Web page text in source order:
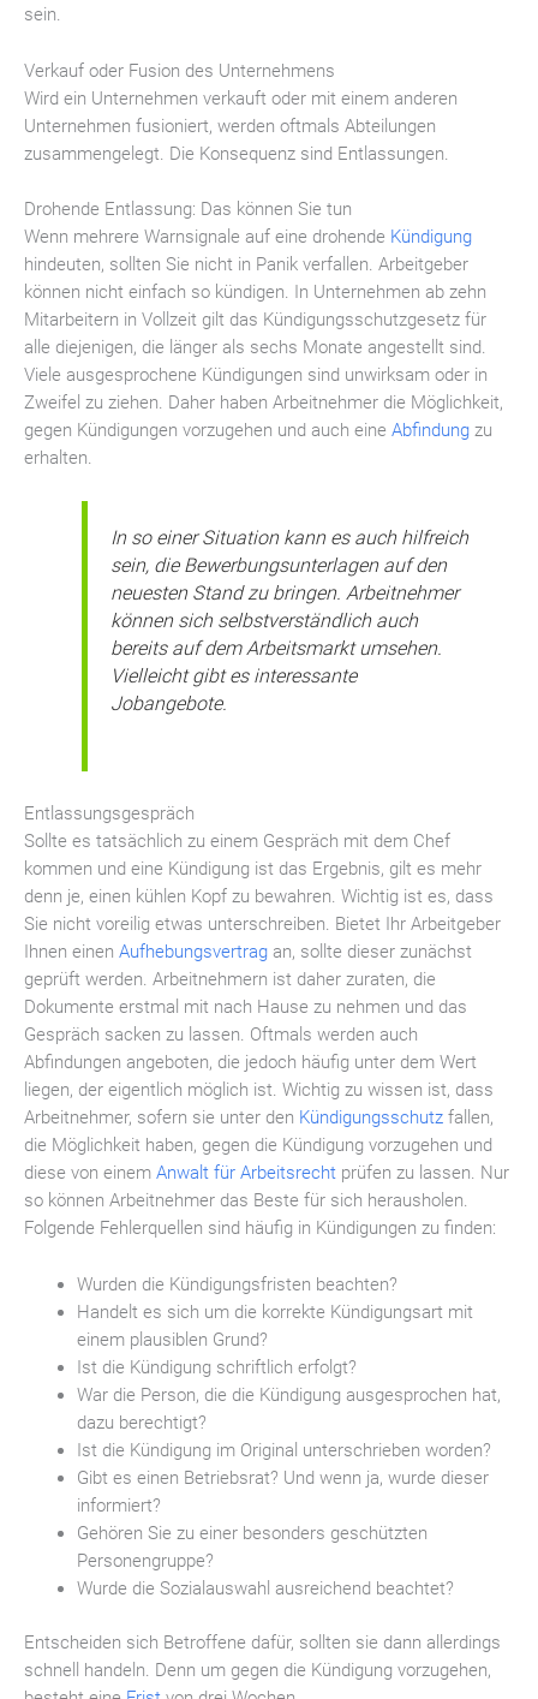
sein.
Verkauf oder Fusion des Unternehmens
Wird ein Unternehmen verkauft oder mit einem anderen
Unternehmen fusioniert, werden oftmals Abteilungen
zusammengelegt. Die Konsequenz sind Entlassungen.
Drohende Entlassung: Das können Sie tun
Wenn mehrere Warnsignale auf eine drohende Kündigung
hindeuten, sollten Sie nicht in Panik verfallen. Arbeitgeber
können nicht einfach so kündigen. In Unternehmen ab zehn
Mitarbeitern in Vollzeit gilt das Kündigungsschutzgesetz für
alle diejenigen, die länger als sechs Monate angestellt sind.
Viele ausgesprochene Kündigungen sind unwirksam oder in
Zweifel zu ziehen. Daher haben Arbeitnehmer die Möglichkeit,
gegen Kündigungen vorzugehen und auch eine Abfindung zu
erhalten.
In so einer Situation kann es auch hilfreich
sein, die Bewerbungsunterlagen auf den
neuesten Stand zu bringen. Arbeitnehmer
können sich selbstverständlich auch
bereits auf dem Arbeitsmarkt umsehen.
Vielleicht gibt es interessante
Jobangebote.
Entlassungsgespräch
Sollte es tatsächlich zu einem Gespräch mit dem Chef
kommen und eine Kündigung ist das Ergebnis, gilt es mehr
denn je, einen kühlen Kopf zu bewahren. Wichtig ist es, dass
Sie nicht voreilig etwas unterschreiben. Bietet Ihr Arbeitgeber
Ihnen einen Aufhebungsvertrag an, sollte dieser zunächst
geprüft werden. Arbeitnehmern ist daher zuraten, die
Dokumente erstmal mit nach Hause zu nehmen und das
Gespräch sacken zu lassen. Oftmals werden auch
Abfindungen angeboten, die jedoch häufig unter dem Wert
liegen, der eigentlich möglich ist. Wichtig zu wissen ist, dass
Arbeitnehmer, sofern sie unter den Kündigungsschutz fallen,
die Möglichkeit haben, gegen die Kündigung vorzugehen und
diese von einem Anwalt für Arbeitsrecht prüfen zu lassen. Nur
so können Arbeitnehmer das Beste für sich herausholen.
Folgende Fehlerquellen sind häufig in Kündigungen zu finden:
Wurden die Kündigungsfristen beachten?
Handelt es sich um die korrekte Kündigungsart mit
einem plausiblen Grund?
Ist die Kündigung schriftlich erfolgt?
War die Person, die die Kündigung ausgesprochen hat,
dazu berechtigt?
Ist die Kündigung im Original unterschrieben worden?
Gibt es einen Betriebsrat? Und wenn ja, wurde dieser
informiert?
Gehören Sie zu einer besonders geschützten
Personengruppe?
Wurde die Sozialauswahl ausreichend beachtet?
Entscheiden sich Betroffene dafür, sollten sie dann allerdings
schnell handeln. Denn um gegen die Kündigung vorzugehen,